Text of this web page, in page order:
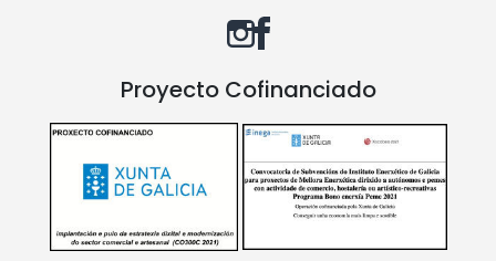
Proyecto Cofinanciado